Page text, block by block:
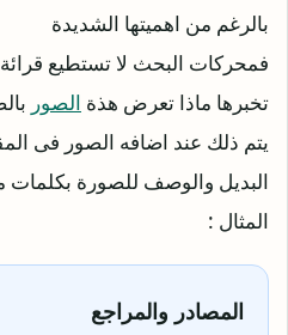
بالرغم من اهميتها الشديدة
فمحركات البحث لا تستطيع
تخبرها ماذا تعرض هذة الصور
يتم ذلك عند اضافه الصور فى
البديل والوصف للصورة بكلمات
المثال :
المصادر والمراجع